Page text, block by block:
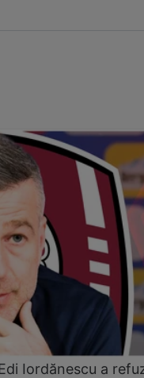
Iordănescu a